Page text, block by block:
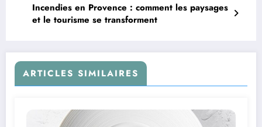
Incendies en Provence : comment les paysages
et le tourisme se transforment
ARTICLES SIMILAIRES